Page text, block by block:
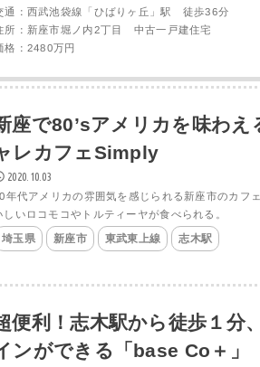
通：西武池袋線「ひばりヶ丘」駅 徒歩36分
所：新座市堀ノ内2丁目 中古一戸建住宅
格：2480万円
座で80’sアメリカを味わえ
レカフェSimply
2020.10.03
年代アメリカの雰囲気を感じられる新座市のカフ
しいロコモコやトルティーヤが食べられる。
埼玉県 新座市 東武東上線 志木駅
便利！志木駅から徒歩１分
ンができる「base Co＋」